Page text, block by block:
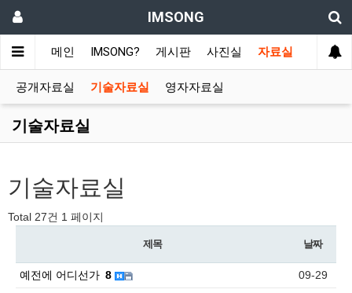
IMSONG
메인 IMSONG? 게시판 사진실 자료실
공개자료실 기술자료실 영자자료실
기술자료실
기술자료실
Total 27건 1 페이지
제목 날짜
예전에 어디선가 8
09-29